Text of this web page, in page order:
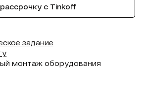
с Tinkoff
задание
монтаж оборудования